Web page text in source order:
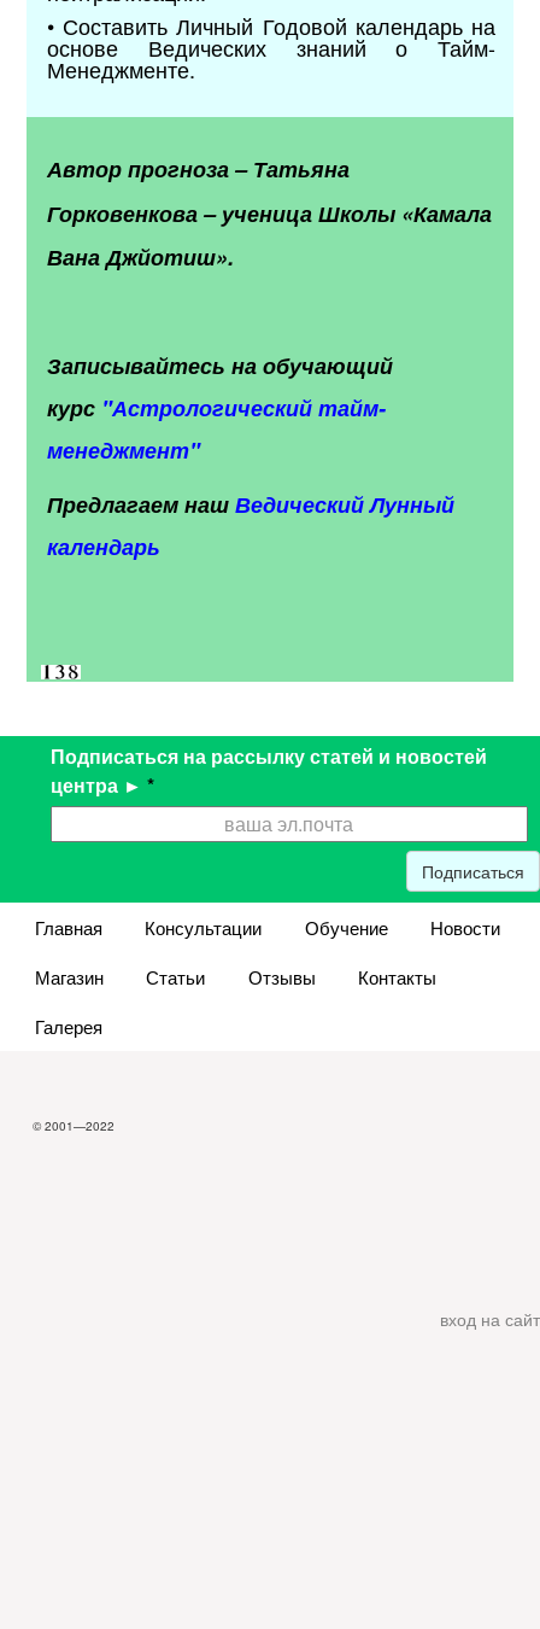
• Составить Личный Годовой календарь на
основе Ведических знаний о Тайм-
Менеджменте.
Автор прогноза–Татьяна
Горковенкова – ученица Школы «Камала
Вана Джйотиш».
Записывайтесь на обучающий
курс "Астрологический тайм-
менеджмент"
Предлагаем нашВедический Лунный
календарь
Подписаться на рассылку статей и новостей
центра ► *
Подписаться
Главная Консультации Обучение
Новости
Магазин
Статьи Отзывы
Контакты
Галерея
© 2001—2022
вход на сайт